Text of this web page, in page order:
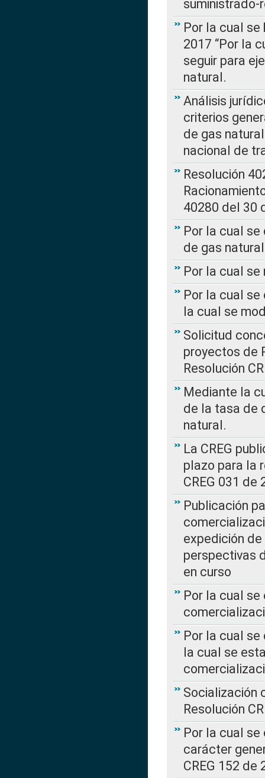
Por la cual se
2017 “Por la
seguir para
natural.
Análisis
criterios
de gas
nacional de
Resolución
40280 del 30
Por la cual
de gas natural
Por la cual se
Por la cual se
la cual se
Solicitud
proyectos de
Resolución
Mediante la
de la tasa de
natural.
La CREG
plazo para la
CREG 031 de
Publicación
expedición de
perspectivas
en curso
Por la cual
Por la cual se
la cual se
Socialización
Resolución
Por la cual
carácter
CREG 152 de